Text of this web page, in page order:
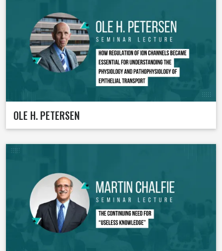
OLE H. PETERSEN